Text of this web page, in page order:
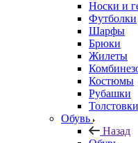
Носки и
Футболки
Шарфы
Брюки
Жилеты
Костюмы
Рубашки
Обувь
Назад